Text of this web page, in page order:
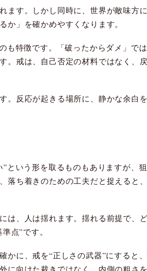
す。しかし同時に、世界が敵味方に
」を確かめやすくなります。
も特徴です。「破ったからダメ」で
。戒は、自己否定の材料ではなく、
。反応が起きる場所に、静かな余白
いう形を取るものもありますが、狙
ち着きのための工夫だと捉えると
は、人は揺れます。揺れる前提で、
点”です。
に、戒を“正しさの武器”にすると
に向けた裁きではなく、内側の粗さ